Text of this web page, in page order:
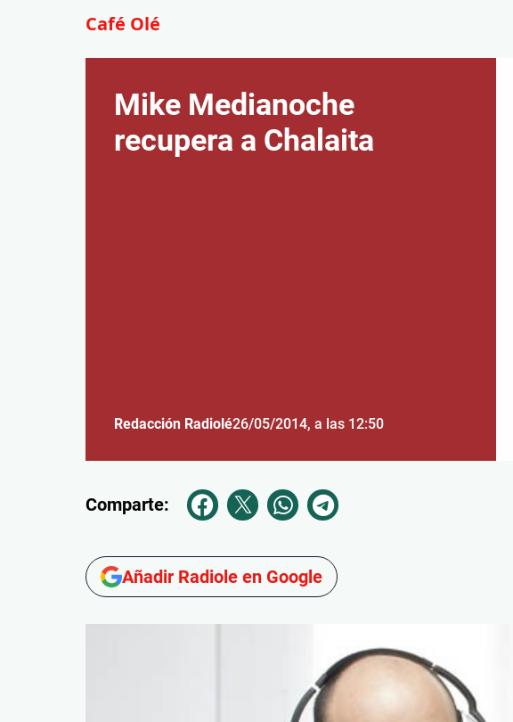
Café Olé
Mike Medianoche
recupera a Chalaita
Redacción Radiolé26/05/2014, a las 12:50
Comparte:
Añadir Radiole en Google